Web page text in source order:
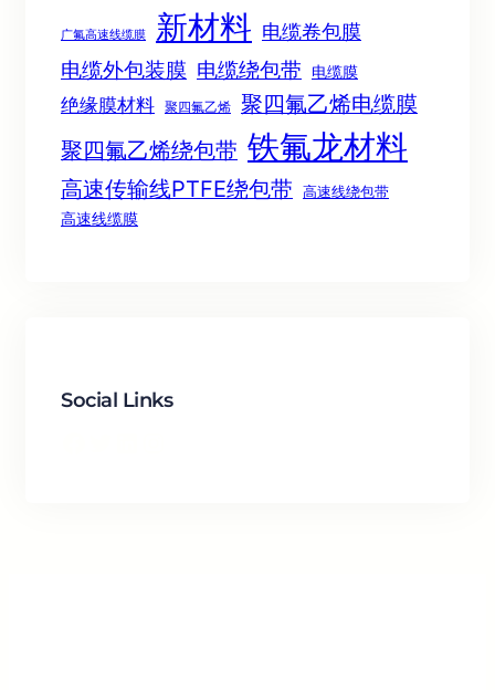
广氟高速线缆膜 新材料 电缆卷包膜
电缆外包装膜 电缆绕包带 电缆膜
绝缘膜材料 聚四氟乙烯
聚四氟乙烯电缆膜
聚四氟乙烯绕包带 铁氟龙材料
高速传输线PTFE绕包带
高速线绕包带
高速线缆膜
Social Links